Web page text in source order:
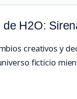
H2O:
creativos y
ficticio